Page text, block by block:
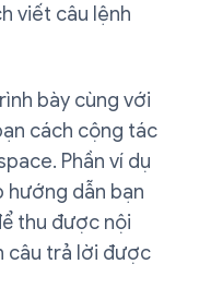
viết câu lệnh
bày cùng với
cách cộng tác
Phần ví dụ
hướng dẫn bạn
thu được nội
câu trả lời được